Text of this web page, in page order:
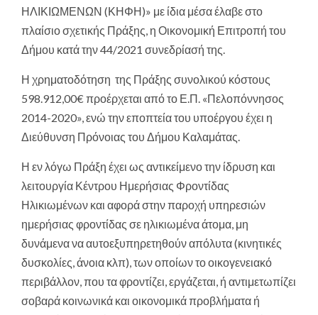
ΗΛΙΚΙΩΜΕΝΩΝ (ΚΗΦΗ)» με ίδια μέσα έλαβε στο
πλαίσιο σχετικής Πράξης, η Οικονομική Επιτροπή του
Δήμου κατά την 44/2021 συνεδρίασή της.
Η χρηματοδότηση της Πράξης συνολικού κόστους
598.912,00€ προέρχεται από το Ε.Π. «Πελοπόννησος
2014-2020», ενώ την εποπτεία του υποέργου έχει η
Διεύθυνση Πρόνοιας του Δήμου Καλαμάτας.
Η εν λόγω Πράξη έχει ως αντικείμενο την ίδρυση και
λειτουργία Κέντρου Ημερήσιας Φροντίδας
Ηλικιωμένων και αφορά στην παροχή υπηρεσιών
ημερήσιας φροντίδας σε ηλικιωμένα άτομα, μη
δυνάμενα να αυτοεξυπηρετηθούν απόλυτα (κινητικές
δυσκολίες, άνοια κλπ), των οποίων το οικογενειακό
περιβάλλον, που τα φροντίζει, εργάζεται, ή αντιμετωπίζει
σοβαρά κοινωνικά και οικονομικά προβλήματα ή